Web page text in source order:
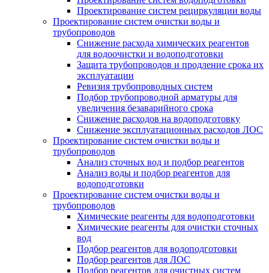
Проектирование систем рециркуляции воды
Проектирование систем очистки воды и
трубопроводов
Снижение расхода химических реагентов
для водоочистки и водоподготовки
Защита трубопроводов и продление срока их
эксплуатации
Ревизия трубопроводных систем
Подбор трубопроводной арматуры для
увеличения безаварийного срока
Снижение расходов на водоподготовку
Снижение эксплуатационных расходов ЛОС
Проектирование систем очистки воды и
трубопроводов
Анализ сточных вод и подбор реагентов
Анализ воды и подбор реагентов для
водоподготовки
Проектирование систем очистки воды и
трубопроводов
Химические реагенты для водоподготовки
Химические реагенты для очистки сточных
вод
Подбор реагентов для водоподготовки
Подбор реагентов для ЛОС
Подбор реагентов для очистных систем